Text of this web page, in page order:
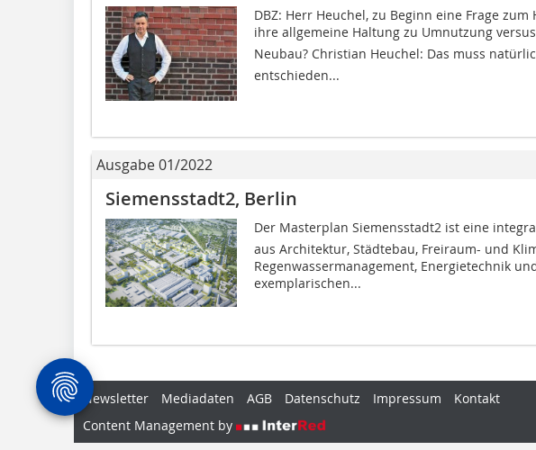
DBZ: Herr Heuchel, zu Beginn eine Frage
ihre allgemeine Haltung zu Umnutzung
Neubau? Christian Heuchel: Das muss
entschieden...
Ausgabe 01/2022
Siemensstadt2, Berlin
Der Masterplan Siemensstadt2 ist eine
aus Architektur, Städtebau, Freiraum- und
Regenwassermanagement, Energietechnik
exemplarischen...
Newsletter Mediadaten AGB Datenschutz Impressum
Kontakt
Content Management by